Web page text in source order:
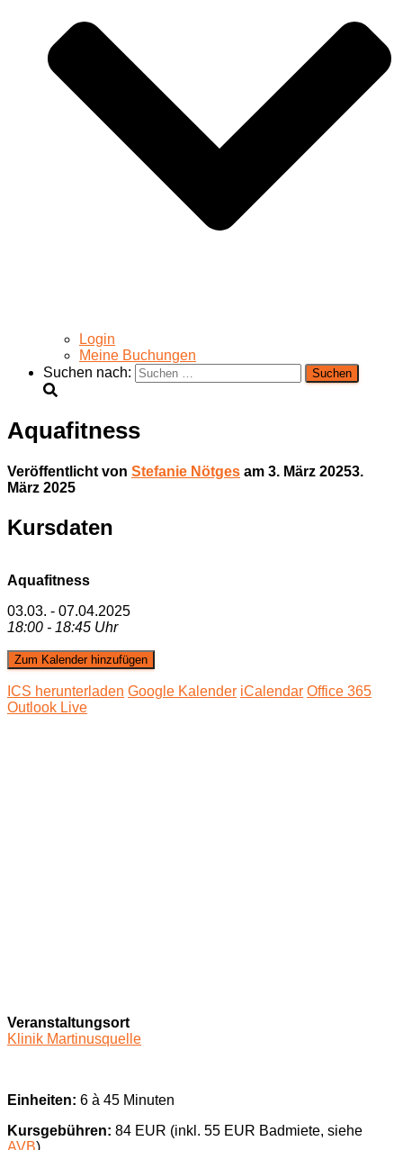
Login
Meine Buchungen
Suchen nach:
Aquafitness
Veröffentlicht von Stefanie Nötges am 3. März 20253.
März 2025
Kursdaten
Aquafitness
03.03. - 07.04.2025
18:00 - 18:45 Uhr
Zum Kalender hinzufügen
ICS herunterladen Google Kalender iCalendar Office 365
Outlook Live
Veranstaltungsort
Klinik Martinusquelle
Einheiten: 6 à 45 Minuten
Kursgebühren: 84 EUR (inkl. 55 EUR Badmiete, siehe